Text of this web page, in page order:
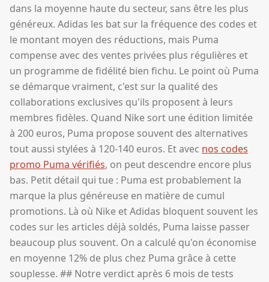
dans la moyenne haute du secteur, sans être les plus
généreux. Adidas les bat sur la fréquence des codes et
le montant moyen des réductions, mais Puma
compense avec des ventes privées plus régulières et
un programme de fidélité bien fichu. Le point où Puma
se démarque vraiment, c'est sur la qualité des
collaborations exclusives qu'ils proposent à leurs
membres fidèles. Quand Nike sort une édition limitée
à 200 euros, Puma propose souvent des alternatives
tout aussi stylées à 120-140 euros. Et avec nos codes
promo Puma vérifiés, on peut descendre encore plus
bas. Petit détail qui tue : Puma est probablement la
marque la plus généreuse en matière de cumul
promotions. Là où Nike et Adidas bloquent souvent les
codes sur les articles déjà soldés, Puma laisse passer
beaucoup plus souvent. On a calculé qu'on économise
en moyenne 12% de plus chez Puma grâce à cette
souplesse. ## Notre verdict après 6 mois de tests